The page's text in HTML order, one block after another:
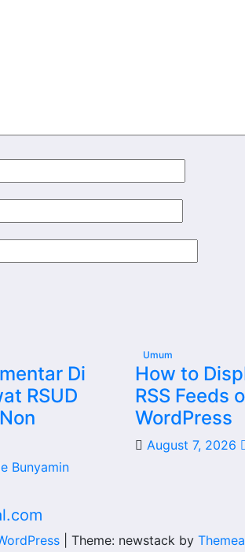
Di
RSUD
Bunyamin
Umum
How to
RSS Feeds
WordPress
August 7, 2026
Theme: newstack by